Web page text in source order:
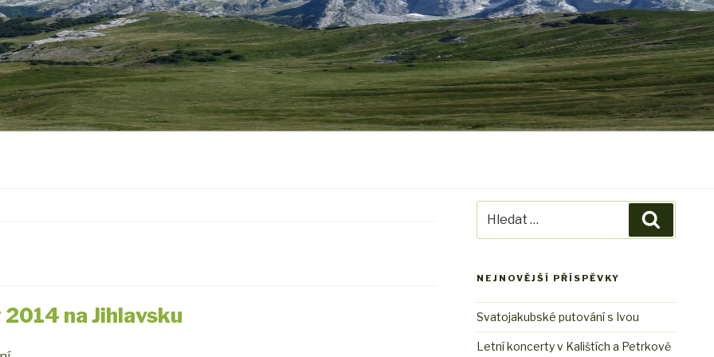
na Jihlavsku
NEJNOVĚJŠÍ PŘÍSPĚVKY
Svatojakubské putování s Ivou
Letní koncerty v Kalištích a Petrkově